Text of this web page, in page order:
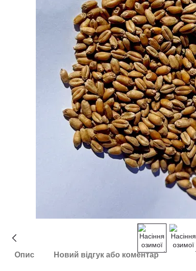
Опис Новий відгук або коментар